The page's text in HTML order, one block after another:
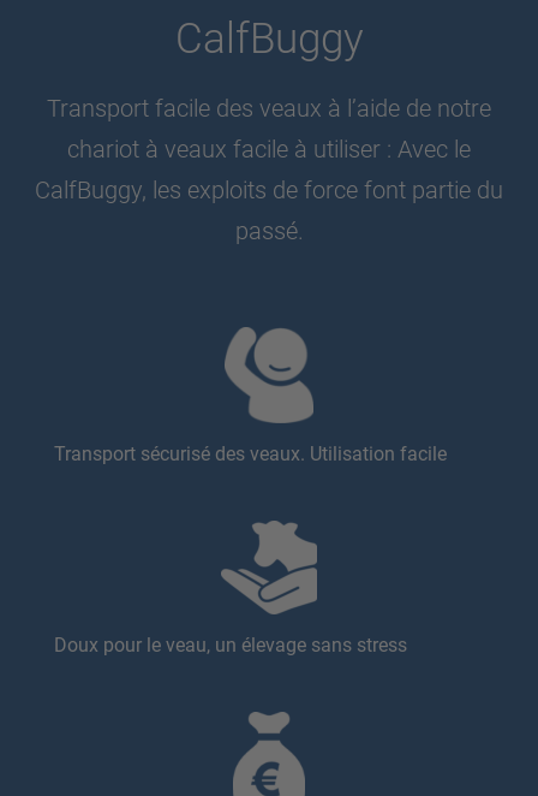
CalfBuggy
Transport facile des veaux à l’aide de notre
chariot à veaux facile à utiliser : Avec le
CalfBuggy, les exploits de force font partie du
passé.
Transport sécurisé des veaux. Utilisation facile
Doux pour le veau, un élevage sans stress